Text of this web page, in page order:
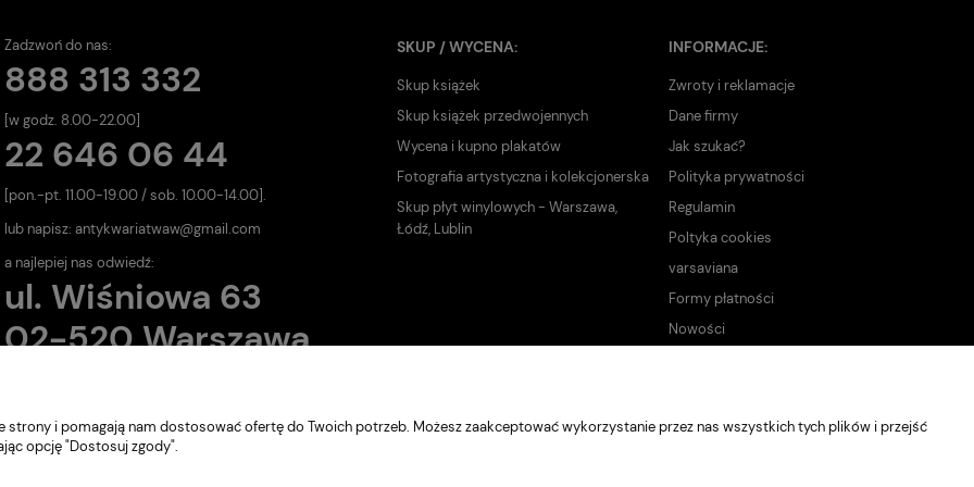
Zadzwoń do nas:
888 313 332
[w godz. 8.00-22.00]
22 646 06 44
[pon.-pt. 11.00-19.00 / sob. 10.00-14.00].
lub napisz: antykwariatwaw@gmail.com
a najlepiej nas odwiedź:
ul. Wiśniowa 63
02-520 Warszawa
SKUP / WYCENA:
Skup książek
Skup książek przedwojennych
Wycena i kupno plakatów
Fotografia artystyczna i kolekcjonerska
Skup płyt winylowych - Warszawa,
Łódź, Lublin
INFORMACJE:
Zwroty i reklamacje
Dane firmy
Jak szukać?
Polityka prywatności
Regulamin
Poltyka cookies
varsaviana
Formy płatności
Nowości
strony i pomagają nam dostosować ofertę do Twoich potrzeb. Możesz zaakceptować wykorzystanie przez nas wszystkich tych plików i przejść
opcję "Dostosuj zgody".